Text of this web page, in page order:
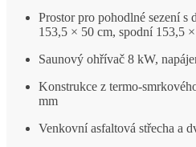
Prostor pro pohodlné sezení s
153,5 × 50 cm, spodní 153,5
Saunový ohřívač 8 kW,
Konstrukce z termo-
mm
Venkovní asfaltová střecha a